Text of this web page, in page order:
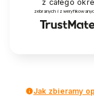
z całego
zebranych i
Jak zbieramy